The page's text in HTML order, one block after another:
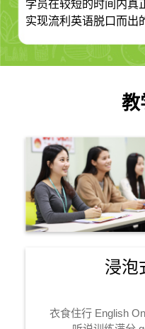
学员在较短的时间内真
实现流利英语脱口而出
教
浸泡
衣食住行 English